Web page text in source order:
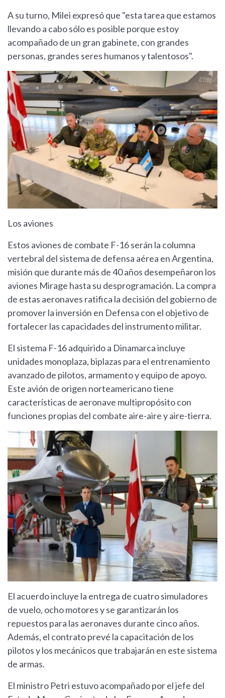
A su turno, Milei expresó que "esta tarea que estamos
llevando a cabo sólo es posible porque estoy
acompañado de un gran gabinete, con grandes
personas, grandes seres humanos y talentosos".
Los aviones
Estos aviones de combate F-16 serán la columna
vertebral del sistema de defensa aérea en Argentina,
misión que durante más de 40 años desempeñaron los
aviones Mirage hasta su desprogramación. La compra
de estas aeronaves ratifica la decisión del gobierno de
promover la inversión en Defensa con el objetivo de
fortalecer las capacidades del instrumento militar.
El sistema F-16 adquirido a Dinamarca incluye
unidades monoplaza, biplazas para el entrenamiento
avanzado de pilotos, armamento y equipo de apoyo.
Este avión de origen norteamericano tiene
características de aeronave multipropósito con
funciones propias del combate aire-aire y aire-tierra.
El acuerdo incluye la entrega de cuatro simuladores
de vuelo, ocho motores y se garantizarán los
repuestos para las aeronaves durante cinco años.
Además, el contrato prevé la capacitación de los
pilotos y los mecánicos que trabajarán en este sistema
de armas.
El ministro Petri estuvo acompañado por el jefe del